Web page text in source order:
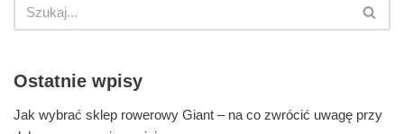
Ostatnie wpisy
Jak wybrać sklep rowerowy Giant – na co zwrócić uwagę przy